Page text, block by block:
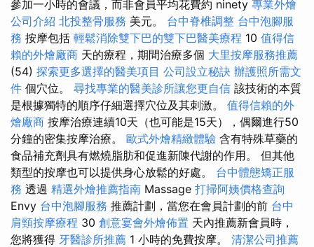
參加一小時的會議，而非會員平均花費約 ninety 專業外燴
公司介紹 北投整骨服務 美元。 台中脊椎調整 台中泡腳服
務 按摩包括 輕鬆消除雙下巴的雙下巴醫美療程 10 值得信
賴的外燴廠商 天的療程，期間治療多個 大里按摩服務推薦
(54) 探索更多選擇的醫美項目 公司設立秘訣 辦護照所需文
件 個穴位。 尋找專業的醫美診所讓您更自信 該技術的本質
是根據獨特的順序仔細選擇穴位及其刺激。 值得信賴的外
燴廠商 按摩治療連續10天（也可能是15天），偶爾進行50
分鐘的密集按摩治療。 歐式外燴精緻體驗 含有特殊草藥的
食品補充劑具有燃燒脂肪和促進新陳代謝的作用。 但其他
類型的按摩也可以提供身心放鬆的好處。 台中體態矯正服
務 透過 精選外燴推薦指南 Massage 打掃阿姨價格查詢
Envy 台中泡腳服務 推薦計劃，當您在會員計劃的前 台中
肩頸按摩療程 30 創意宴會外燴佈置 天內推薦新會員時，
您將獲得 牙醫診所推薦 1 小時的免費按摩。 清潔公司推薦